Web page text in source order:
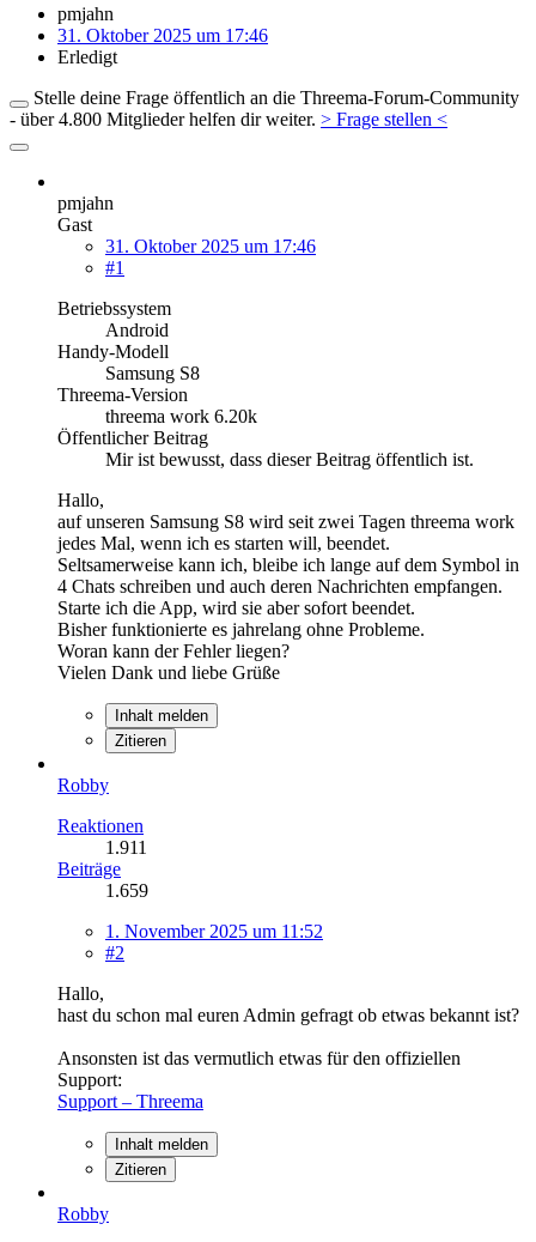
pmjahn
31. Oktober 2025 um 17:46
Erledigt
Stelle deine Frage öffentlich an die Threema-Forum-Community
- über 4.800 Mitglieder helfen dir weiter. > Frage stellen <
pmjahn
Gast
31. Oktober 2025 um 17:46
#1
Betriebssystem
Android
Handy-Modell
Samsung S8
Threema-Version
threema work 6.20k
Öffentlicher Beitrag
Mir ist bewusst, dass dieser Beitrag öffentlich ist.
Hallo,
auf unseren Samsung S8 wird seit zwei Tagen threema work
jedes Mal, wenn ich es starten will, beendet.
Seltsamerweise kann ich, bleibe ich lange auf dem Symbol in
4 Chats schreiben und auch deren Nachrichten empfangen.
Starte ich die App, wird sie aber sofort beendet.
Bisher funktionierte es jahrelang ohne Probleme.
Woran kann der Fehler liegen?
Vielen Dank und liebe Grüße
Inhalt melden
Zitieren
Robby
Reaktionen
1.911
Beiträge
1.659
1. November 2025 um 11:52
#2
Hallo,
hast du schon mal euren Admin gefragt ob etwas bekannt ist?
Ansonsten ist das vermutlich etwas für den offiziellen
Support:
Support – Threema
Inhalt melden
Zitieren
Robby